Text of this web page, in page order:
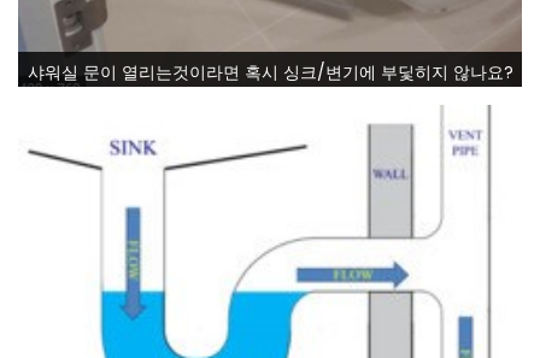
샤워실 문이 열리는것이라면 혹시 싱크/변기에 부딫히지 않나요?